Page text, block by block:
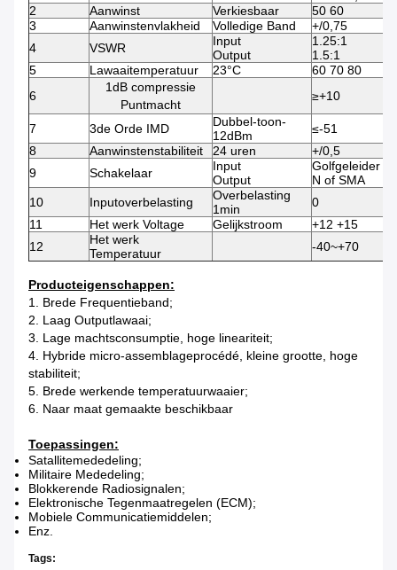
2 Aanwinst Verkiesbaar 50 60
3
Aanwinstenvlakheid Volledige Band +/0,75
4
VSWR
Input
Output
1.25:1
1.5:1
5
Lawaaitemperatuur 23°C 60 70 80
6
1dB compressie
Puntmacht
≥+10
7 3de Orde IMD
Dubbel-toon-
12dBm
≤-51
8
Aanwinstenstabiliteit 24 uren +/0,5
9
Schakelaar
Input
Output
Golfgeleider
N of SMA
10
Inputoverbelasting
Overbelasting
1min
0
11
Het werk Voltage Gelijkstroom +12 +15
12
Het werk
Temperatuur
-40~+70
Producteigenschappen:
1. Brede Frequentieband;
2. Laag Outputlawaai;
3. Lage machtsconsumptie, hoge lineariteit;
4. Hybride micro-assemblageprocédé, kleine grootte, hoge
stabiliteit;
5. Brede werkende temperatuurwaaier;
6. Naar maat gemaakte beschikbaar
Toepassingen:
Satallitemededeling;
Militaire Mededeling;
Blokkerende Radiosignalen;
Elektronische Tegenmaatregelen (ECM);
Mobiele Communicatiemiddelen;
Enz.
Tags: